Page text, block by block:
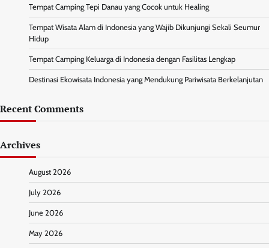
Tempat Camping Tepi Danau yang Cocok untuk Healing
Tempat Wisata Alam di Indonesia yang Wajib Dikunjungi Sekali Seumur
Hidup
Tempat Camping Keluarga di Indonesia dengan Fasilitas Lengkap
Destinasi Ekowisata Indonesia yang Mendukung Pariwisata Berkelanjutan
Recent Comments
Archives
August 2026
July 2026
June 2026
May 2026